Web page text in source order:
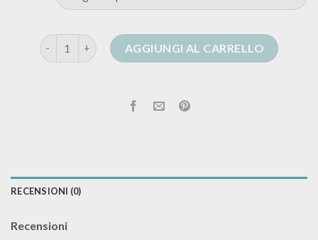
cardigan peloso quantitàAGGIUNGI AL CARRELLO
RECENSIONI (0)
Recensioni